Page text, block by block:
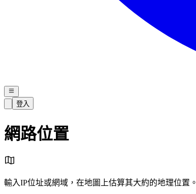
登入
網路位置
輸入IP位址或網域，在地圖上估算其大約的地理位置。